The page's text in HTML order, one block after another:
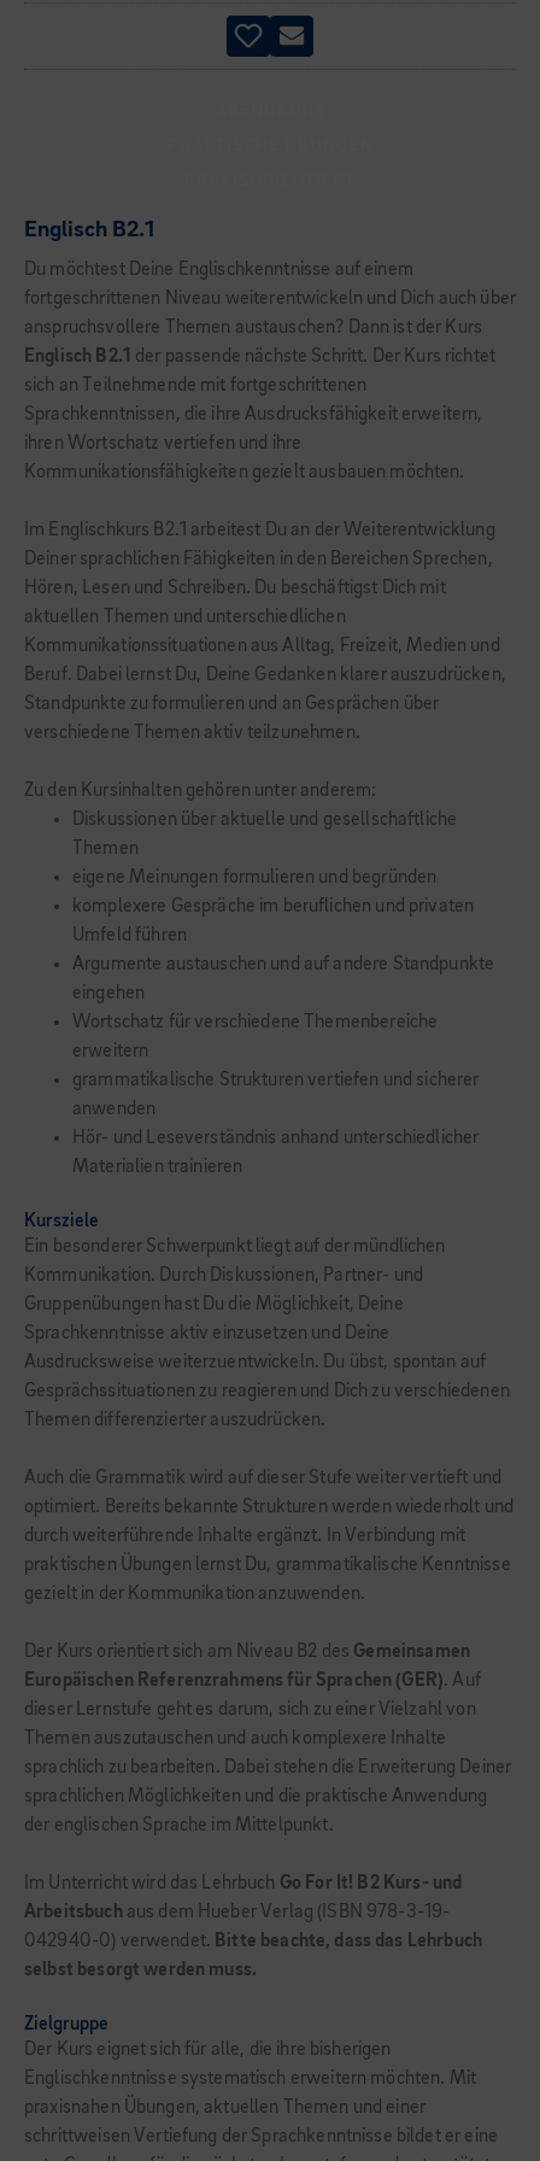
Englisch B2.1
Du möchtest Deine Englischkenntnisse auf einem
fortgeschrittenen Niveau weiterentwickeln und Dich auch über
anspruchsvollere Themen austauschen? Dann ist der Kurs
Englisch B2.1 der passende nächste Schritt. Der Kurs richtet
sich an Teilnehmende mit fortgeschrittenen
Sprachkenntnissen, die ihre Ausdrucksfähigkeit erweitern,
ihren Wortschatz vertiefen und ihre
Kommunikationsfähigkeiten gezielt ausbauen möchten.
Im Englischkurs B2.1 arbeitest Du an der Weiterentwicklung
Deiner sprachlichen Fähigkeiten in den Bereichen Sprechen,
Hören, Lesen und Schreiben. Du beschäftigst Dich mit
aktuellen Themen und unterschiedlichen
Kommunikationssituationen aus Alltag, Freizeit, Medien und
Beruf. Dabei lernst Du, Deine Gedanken klarer auszudrücken,
Standpunkte zu formulieren und an Gesprächen über
verschiedene Themen aktiv teilzunehmen.
Zu den Kursinhalten gehören unter anderem:
Diskussionen über aktuelle und gesellschaftliche
Themen
eigene Meinungen formulieren und begründen
komplexere Gespräche im beruflichen und privaten
Umfeld führen
Argumente austauschen und auf andere Standpunkte
eingehen
Wortschatz für verschiedene Themenbereiche
erweitern
grammatikalische Strukturen vertiefen und sicherer
anwenden
Hör- und Leseverständnis anhand unterschiedlicher
Materialien trainieren
Kursziele
Ein besonderer Schwerpunkt liegt auf der mündlichen
Kommunikation. Durch Diskussionen, Partner- und
Gruppenübungen hast Du die Möglichkeit, Deine
Sprachkenntnisse aktiv einzusetzen und Deine
Ausdrucksweise weiterzuentwickeln. Du übst, spontan auf
Gesprächssituationen zu reagieren und Dich zu verschiedenen
Themen differenzierter auszudrücken.
Auch die Grammatik wird auf dieser Stufe weiter vertieft und
optimiert. Bereits bekannte Strukturen werden wiederholt und
durch weiterführende Inhalte ergänzt. In Verbindung mit
praktischen Übungen lernst Du, grammatikalische Kenntnisse
gezielt in der Kommunikation anzuwenden.
Der Kurs orientiert sich am Niveau B2 des Gemeinsamen
Europäischen Referenzrahmens für Sprachen (GER). Auf
dieser Lernstufe geht es darum, sich zu einer Vielzahl von
Themen auszutauschen und auch komplexere Inhalte
sprachlich zu bearbeiten. Dabei stehen die Erweiterung Deiner
sprachlichen Möglichkeiten und die praktische Anwendung
der englischen Sprache im Mittelpunkt.
Im Unterricht wird das Lehrbuch Go For It! B2 Kurs- und
Arbeitsbuch aus dem Hueber Verlag (ISBN 978-3-19-
042940-0) verwendet. Bitte beachte, dass das Lehrbuch
selbst besorgt werden muss.
Zielgruppe
Der Kurs eignet sich für alle, die ihre bisherigen
Englischkenntnisse systematisch erweitern möchten. Mit
praxisnahen Übungen, aktuellen Themen und einer
schrittweisen Vertiefung der Sprachkenntnisse bildet er eine